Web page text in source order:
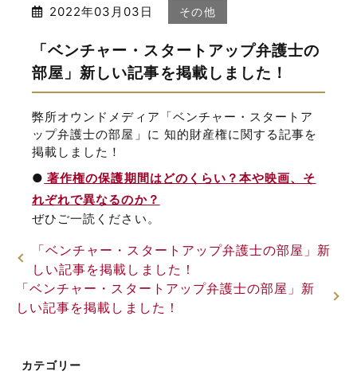
2022年03月03日 その他
「ベンチャー・スタートアップ弁護士の
部屋」新しい記事を掲載しました！
弊所オウンドメディア「ベンチャー・スタートア
ップ弁護士の部屋」に 知的財産権に関する記事を
掲載しました！
● 著作権の保護期間はどのくらい？本や映画、そ
れぞれで異なるのか？
ぜひご一読ください。
「ベンチャー・スタートアップ弁護士の部屋」新
しい記事を掲載しました！
「ベンチャー・スタートアップ弁護士の部屋」新
しい記事を掲載しました！